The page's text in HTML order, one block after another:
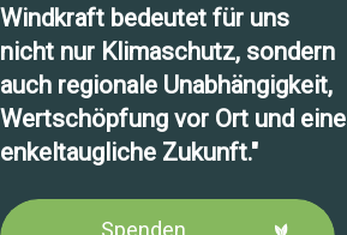
Windkraft bedeutet für uns
nicht nur Klimaschutz, sondern
auch regionale Unabhängigkeit,
Wertschöpfung vor Ort und eine
enkeltaugliche Zukunft."
Spenden